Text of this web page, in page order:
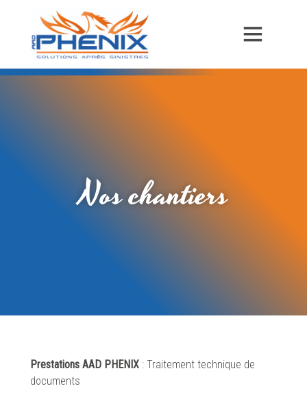
Nos chantiers
Prestations AAD PHENIX : Traitement technique de
documents